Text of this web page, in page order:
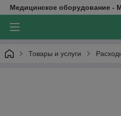
Медицинское оборудование -
Товары и услуги